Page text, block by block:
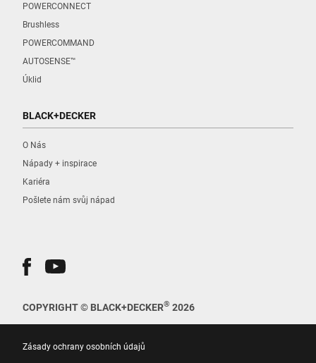
POWERCONNECT
Brushless
POWERCOMMAND
AUTOSENSE™
Úklid
BLACK+DECKER
O Nás
Nápady + inspirace
Kariéra
Pošlete nám svůj nápad
COPYRIGHT © BLACK+DECKER® 2026
Zásady ochrany osobních údajů